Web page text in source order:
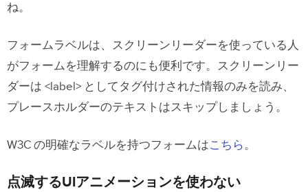
ね。
フォームラベルは、スクリーンリーダーを使っている人
がフォームを理解するのにも便利です。スクリーンリー
ダーは <label> としてタグ付けされた情報のみを読み、
プレースホルダーのテキストはスキップしましょう。
W3C の明確なラベルを持つフォームはこちら。
点滅するUIアニメーションを使わない